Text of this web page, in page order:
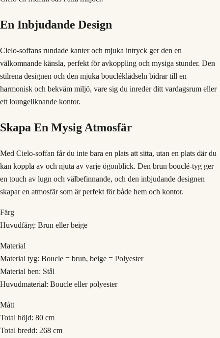
En Inbjudande Design
Cielo-soffans rundade kanter och mjuka intryck ger den en
välkomnande känsla, perfekt för avkoppling och mysiga stunder. Den
stilrena designen och den mjuka boucléklädseln bidrar till en
harmonisk och bekväm miljö, vare sig du inreder ditt vardagsrum eller
ett loungeliknande kontor.
Skapa En Mysig Atmosfär
Med Cielo-soffan får du inte bara en plats att sitta, utan en plats där du
kan koppla av och njuta av varje ögonblick. Den brun bouclé-tyg ger
en touch av lugn och välbefinnande, och den inbjudande designen
skapar en atmosfär som är perfekt för både hem och kontor.
Färg
Huvudfärg: Brun eller beige
Material
Material tyg: Boucle = brun, beige = Polyester
Material ben: Stål
Huvudmaterial: Boucle eller polyester
Mått
Total höjd: 80 cm
Total bredd: 268 cm